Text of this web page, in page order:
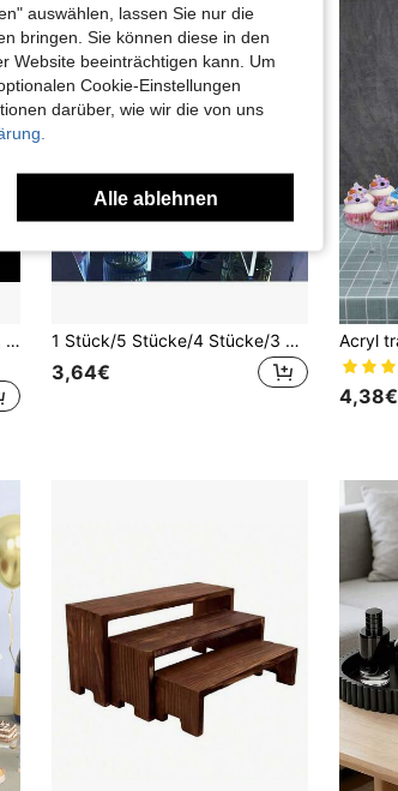
40 cm/15,7 Zoll Acryl Ständer, stufenförmiger Präsentationsständer für Hochzeits- und Partydesserts, Kuchen und Süßigkeiten, Küche, Weihnachtsgeschenk
1 Stück/5 Stücke/4 Stücke/3 Stücke transparenter U-förmiger Acryl Aufbewahrungsständer, Make-up Organizer, mehrstufiger Präsentationsständer für Desserts, Kunstwerke, Live-Streaming, auch geeignet für Küche und Badezimmer Aufbewahrung - sieht nach Entfernen der Außenfolie noch transparenter und eleganter aus
3,64€
4,38€
auswählen, lassen Sie nur die
bringen. Sie können diese in den
Website beeinträchtigen kann. Um
Cookie-Einstellungen
darüber, wie wir die von uns
Alle ablehnen